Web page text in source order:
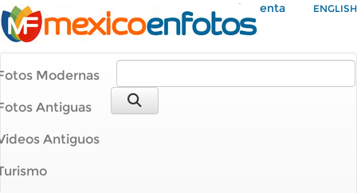
Mi Cuenta ENGLISH
Modernas
Antiguas
Antiguos